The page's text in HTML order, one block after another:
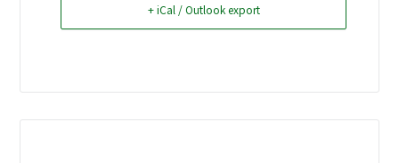
+ iCal / Outlook export